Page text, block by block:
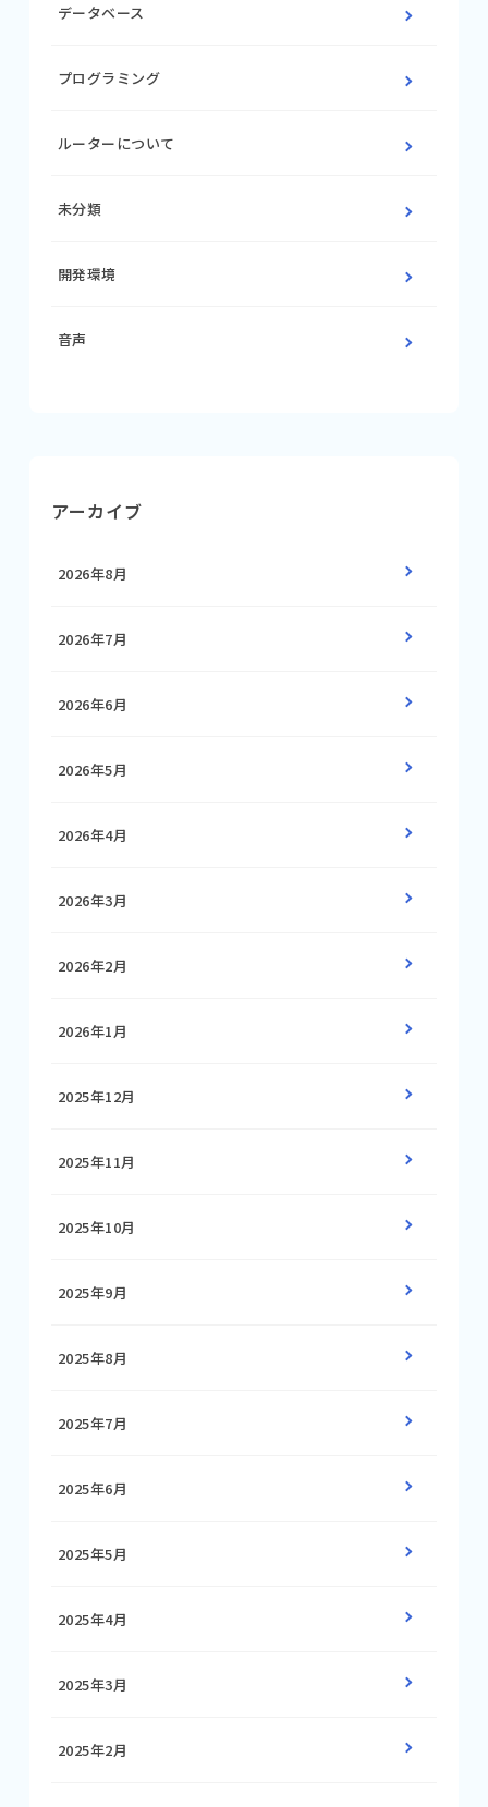
データベース
プログラミング
ルーターについて
未分類
開発環境
音声
アーカイブ
2026年8月
2026年7月
2026年6月
2026年5月
2026年4月
2026年3月
2026年2月
2026年1月
2025年12月
2025年11月
2025年10月
2025年9月
2025年8月
2025年7月
2025年6月
2025年5月
2025年4月
2025年3月
2025年2月